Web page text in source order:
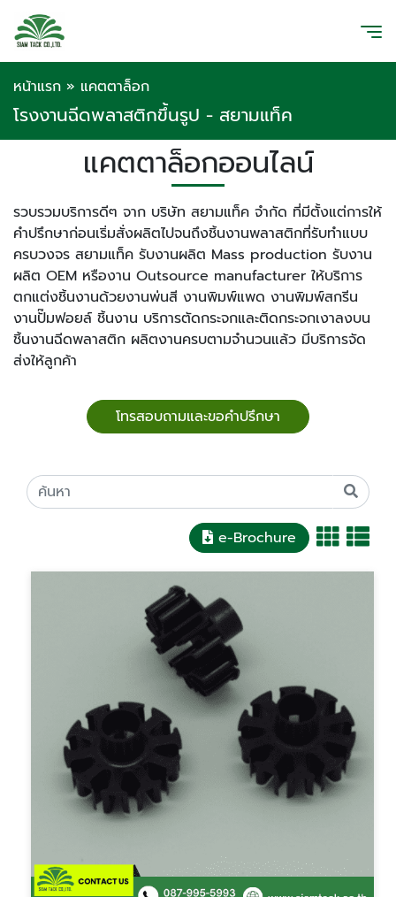
หน้าแรก » แคตตาล็อก
โรงงานฉีดพลาสติกขึ้นรูป - สยามแท็ค
แคตตาล็อกออนไลน์
รวบรวมบริการดีๆ จาก บริษัท สยามแท็ค จำกัด ที่มีตั้งแต่การให้
คำปรึกษาก่อนเริ่มสั่งผลิตไปจนถึงชิ้นงานพลาสติกที่รับทำแบบ
ครบวงจร สยามแท็ค รับงานผลิต Mass production รับงาน
ผลิต OEM หรืองาน Outsource manufacturer ให้บริการ
ตกแต่งชิ้นงานด้วยงานพ่นสี งานพิมพ์แพด งานพิมพ์สกรีน
งานปั๊มฟอยล์ ชิ้นงาน บริการตัดกระจกและติดกระจกเงาลงบน
ชิ้นงานฉีดพลาสติก ผลิตงานครบตามจำนวนแล้ว มีบริการจัด
ส่งให้ลูกค้า
โทรสอบถามและขอคำปรึกษา
e-Brochure